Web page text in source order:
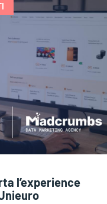
l’experience